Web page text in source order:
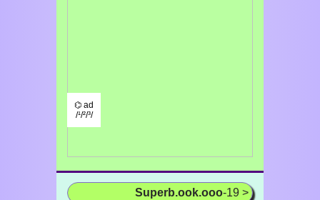
⌬ ad
/¹/²/³/
Superb.ook.ooo-19 >